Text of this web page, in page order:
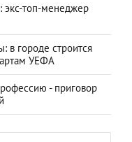
экс-топ-менеджер
в городе строится
УЕФА
- приговор